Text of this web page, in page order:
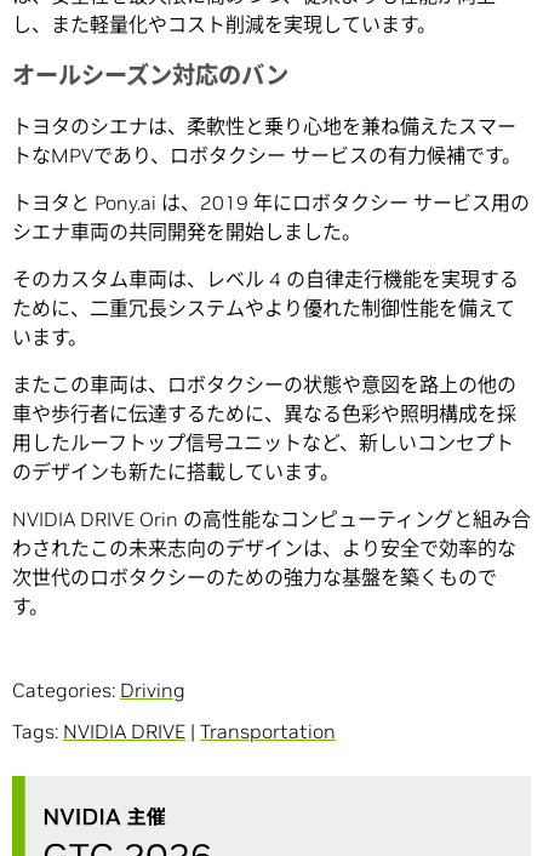
し、また軽量化やコスト削減を実現しています。
オールシーズン対応のバン
トヨタのシエナは、柔軟性と乗り心地を兼ね備えたスマー
トなMPVであり、ロボタクシー サービスの有力候補です。
トヨタと Pony.ai は、2019 年にロボタクシー サービス用の
シエナ車両の共同開発を開始しました。
そのカスタム車両は、レベル 4 の自律走行機能を実現する
ために、二重冗長システムやより優れた制御性能を備えて
います。
またこの車両は、ロボタクシーの状態や意図を路上の他の
車や歩行者に伝達するために、異なる色彩や照明構成を採
用したルーフトップ信号ユニットなど、新しいコンセプト
のデザインも新たに搭載しています。
NVIDIA DRIVE Orin の高性能なコンピューティングと組み合
わされたこの未来志向のデザインは、より安全で効率的な
次世代のロボタクシーのための強力な基盤を築くもので
す。
Categories: Driving
Tags: NVIDIA DRIVE | Transportation